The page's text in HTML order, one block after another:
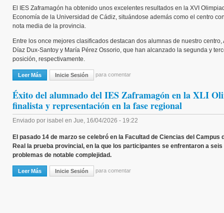
El IES Zaframagón ha obtenido unos excelentes resultados en la XVI
Economía de la Universidad de Cádiz, situándose además como el centro
nota media de la provincia.
Entre los once mejores clasificados destacan dos alumnas de nuestro centro,
Díaz Dux-Santoy y María Pérez Ossorio, que han alcanzado la segunda y
posición, respectivamente.
Leer Más Sobre IES Zaframagón Ganador En La XVI Olimpiada De Economía.
Inicie Sesión para comentar
Éxito del alumnado del IES Zaframagón en la XLI
finalista y representación en la fase regional
Enviado por isabel en Jue, 16/04/2026 - 19:22
El pasado 14 de marzo se celebró en la Facultad de Ciencias del Campus
Real la prueba provincial, en la que los participantes se enfrentaron a seis
problemas de notable complejidad.
Leer Más Sobre Éxito Del Alumnado Del IES Zaframagón En La XLI
Inicie Sesión para comentar